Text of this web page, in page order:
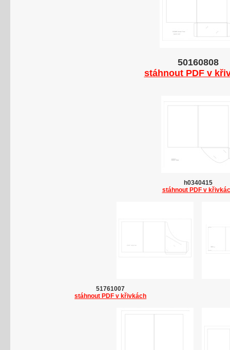
50160808
stáhnout PDF v
h0340415
stáhnout PDF v
51761007
stáhnout PDF v křivkách